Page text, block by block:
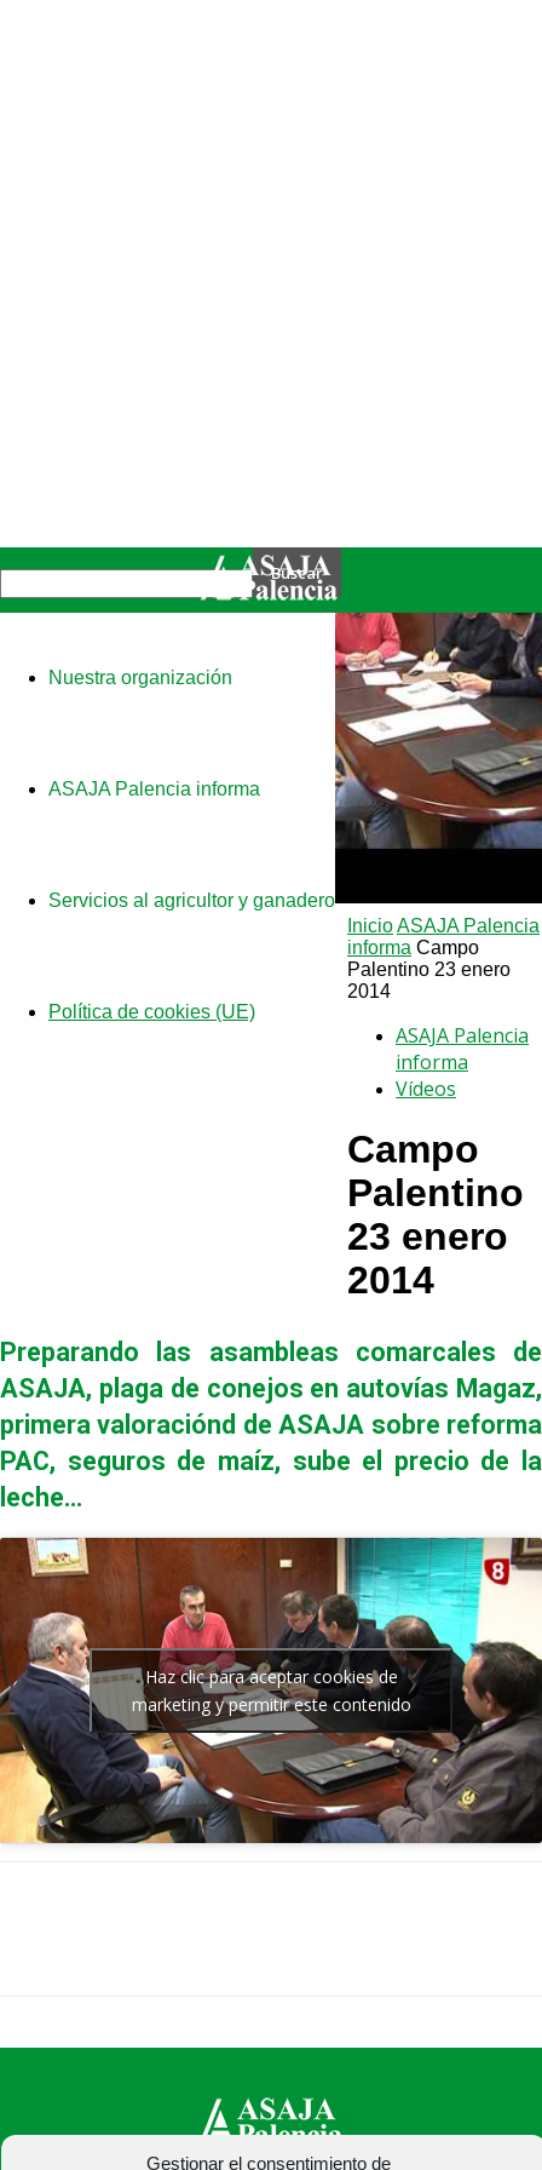
Gestionar el consentimiento de
Nuestra organización
ASAJA Palencia informa
Servicios al agricultor y ganadero
Política de cookies (UE)
InicioASAJA Palencia
informa Campo
Palentino 23 enero
2014
ASAJA Palencia
informa
Vídeos
Campo
Palentino
23 enero
2014
Preparando las asambleas comarcales de
ASAJA, plaga de conejos en autovías Magaz,
primera valoraciónd de ASAJA sobre reforma
PAC, seguros de maíz, sube el precio de la
leche…
Haz clic para aceptar cookies de
marketing y permitir este contenido